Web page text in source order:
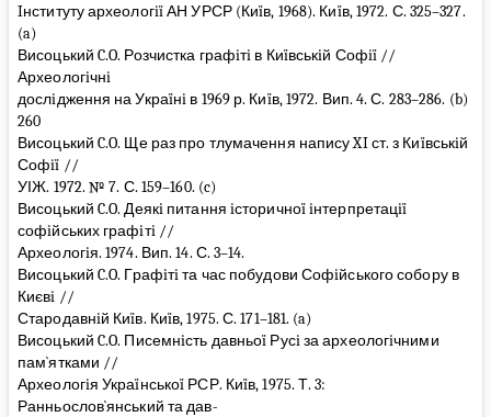
Iнституту археологiï АН УРСР (Киïв, 1968). Киïв, 1972. С. 325–327.
(a)
Висоцький C.O. Розчистка графiтi в Киïвськiй Софiï //
Археологiчнi
дослiдження на Украïнi в 1969 р. Киïв, 1972. Вип. 4. С. 283–286. (b)
260
Висоцький C.O. Ще раз про тлумачення напису XI ст. з Киïвськiй
Софiï //
УІЖ. 1972. № 7. С. 159–160. (c)
Висоцький C.O. Деякi питання iсторичноï iнтерпретацiï
софiйських графiтi //
Археологiя. 1974. Вип. 14. С. 3–14.
Висоцький C.O. Графiтi та час побудови Софiйського собору в
Києвi //
Стародавнiй Киïв. Киïв, 1975. С. 171–181. (a)
Висоцький C.O. Писемнiсть давньоï Русi за археологiчними
пам`ятками //
Археологiя Украïнськоï РСР. Киïв, 1975. Т. 3:
Ранньослов`янський та дав-